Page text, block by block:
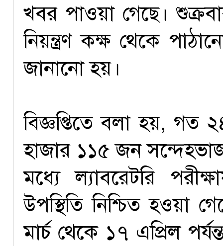
খবর পাওয়া গেছে।
নিয়ন্ত্রণ কক্ষ থেকে
জানানো হয়।
বিজ্ঞপ্তিতে বলা হয়, গত
হাজার ১১৫ জন
মধ্যে ল্যাবরেটরি
উপস্থিতি নিশ্চিত হওয়া
মার্চ থেকে ১৭ এপ্রিল